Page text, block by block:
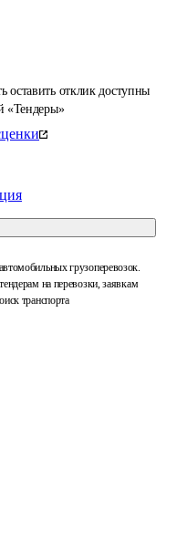
отклик доступны
«Тендеры»
грузоперевозок.
на перевозки, заявкам
транспорта